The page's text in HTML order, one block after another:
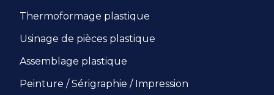
Thermoformage plastique
Usinage de pièces plastique
Assemblage plastique
Peinture / Sérigraphie / Impression